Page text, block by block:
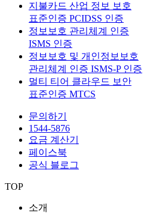
지불카드 산업 정보 보호
표준인증 PCIDSS 인증
정보보호 관리체계 인증
ISMS 인증
정보보호 및 개인정보보호
관리체계 인증 ISMS-P 인증
멀티 티어 클라우드 보안
표준인증 MTCS
문의하기
1544-5876
요금 계산기
페이스북
공식 블로그
TOP
소개